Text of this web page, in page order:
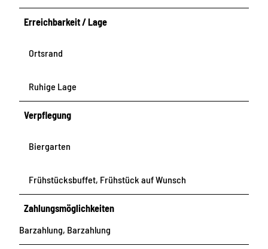
Erreichbarkeit / Lage
Ortsrand
Ruhige Lage
Verpflegung
Biergarten
Frühstücksbuffet, Frühstück auf Wunsch
Zahlungsmöglichkeiten
Barzahlung, Barzahlung